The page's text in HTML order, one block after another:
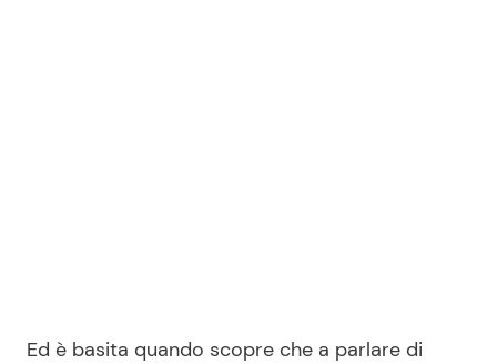
Ed è basita quando scopre che a parlare di